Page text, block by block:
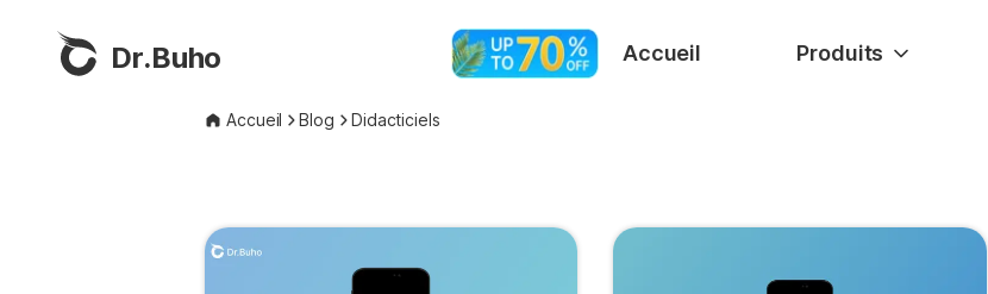
Dr.Buho Accueil Produits
Accueil Blog Didacticiels